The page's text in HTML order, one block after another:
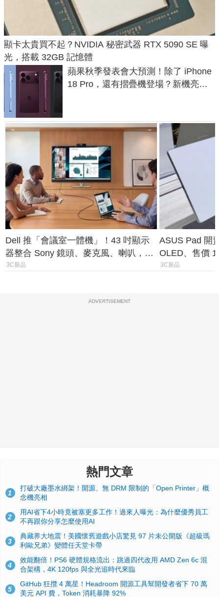
顯卡太貴買不起？NVIDIA 秘密武器 RTX 5090 SE 曝
光，搭載 32GB 記憶體
蘋果秋季發表會大預測！除了 iPhone
18 Pro，還有摺疊機登場？新機亮點
Dell 推「會議室一體機」！43 吋顯示
器整合 Sony 鏡頭、麥克風、喇叭，一
條 USB-C 就能開會
3C新品
ASUS Pad 開
OLED、售價
費最低 0 元入
3C新品
ADVERTISEMENT
熱門文章
1
打破大廠墨水綁架！開源、無 DRM 限制的「Open Printer」概
念機亮相
2
用AI省下4小時竟被塞更多工作！過來人曝光：為什麼優秀員工
不再跟你分享怎麼使用AI
3
典藏界大地震！美國懷舊遊戲小店驚見 97 片未公開版《超級瑪
利歐兄弟》變體任天堂卡帶
4
效能翻倍！PS6 硬體規格流出：跳過四代改用 AMD Zen 6c 混
合架構，4K 120fps 與全光追時代來臨
5
GitHub 狂攬 4 萬星！Headroom 開源工具幫開發者省下 70 萬
美元 API 費，Token 消耗暴降 92%